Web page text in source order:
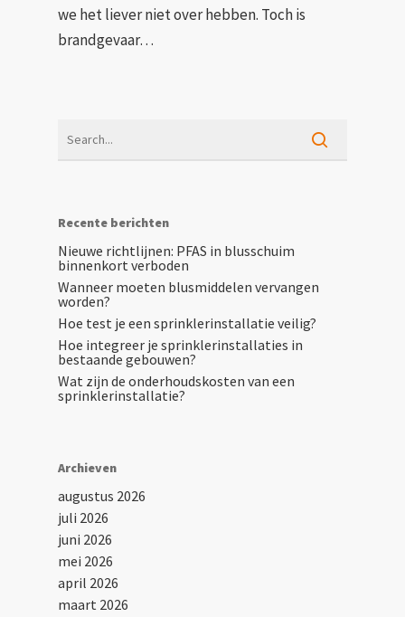
we het liever niet over hebben. Toch is
brandgevaar…
Recente berichten
Nieuwe richtlijnen: PFAS in blusschuim
binnenkort verboden
Wanneer moeten blusmiddelen vervangen
worden?
Hoe test je een sprinklerinstallatie veilig?
Hoe integreer je sprinklerinstallaties in
bestaande gebouwen?
Wat zijn de onderhoudskosten van een
sprinklerinstallatie?
Archieven
augustus 2026
juli 2026
juni 2026
mei 2026
april 2026
maart 2026